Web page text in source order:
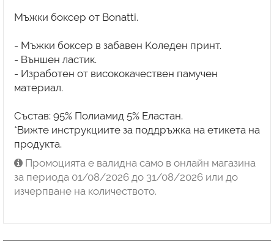
Мъжки боксер от Bonatti.
- Мъжки боксер в забавен Kоледен принт.
- Външен ластик.
- Изработен от висококачествен памучен
материал.
Състав: 95% Полиамид 5% Еластан.
*Вижте инструкциите за поддръжка на етикета на
продукта.
Промоцията е валидна само в онлайн магазина
за периода 01/08/2026 до 31/08/2026 или до
изчерпване на количеството.